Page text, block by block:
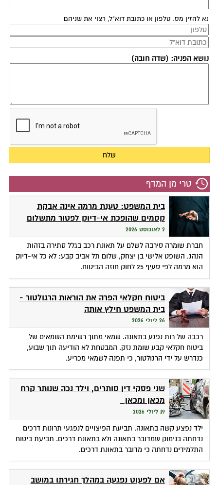
נא להזין מס. טלפון או כתובת דוא"ל, רצוי את שניהם
נושא הפניה: (שדה חובה)
טרי מן המדף
בית המשפט: טענת מרמה אינה אבקת
קסמים שהופכת אי-דיוק לפטור מתשלום
2 לאוגוסט 2026
חברת שומרה סירבה לשלם על תאונת רכב בגלל סתירה בזהות
הנהג. השופט אלישי בן יצחק, שלום תל אביב קבע: לא כל אי-דיוק
הוא מרמה לפי סעיף 25 לחוק חוזה הביטוח.
ביטוח חקלאי הפרה את הוראות הרגולטור -
בית המשפט חילץ אותה
26 ליולי 2026
רכבה של רות נפגע בתאונה. שמאי מתוך רשימת השמאים של
ביטוח חקלאי קבע שומת נזק. המבטחת לא הודיעה תוך שבוע,
כנדרש על ידי הרגולטור, כי תפנה לשמאי מכריע.
שני פסקי דין סותרים, וילד נכה שנותר קרח
מכאן ומכאן
19 ליולי 2026
ילד נפצע קשה בתאונה. תביעת הפיצויים לנפגעי תרונות דרכים
נדחתה בנימוק שמדובר בתאונה ולא בתאונת דרכים. תביעת ביטוח
התלמידים נדחתה כי מדובר בתאונת דרכים.
אם לפעוט נפגעה במהלך חגירתו במושב